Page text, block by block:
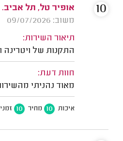
אופיר טל, תל אביב.
משוב: 09/07/2026
תיאור השירות:
התקנות של ויטרינה
חוות דעת:
מאוד נהניתי
איכות 10 מחיר 10
10